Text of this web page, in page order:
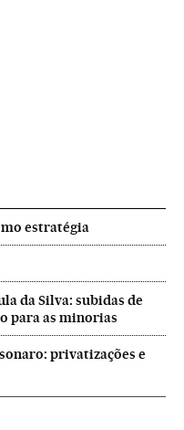
estratégia
da Silva: subidas de
para as minorias
privatizações e